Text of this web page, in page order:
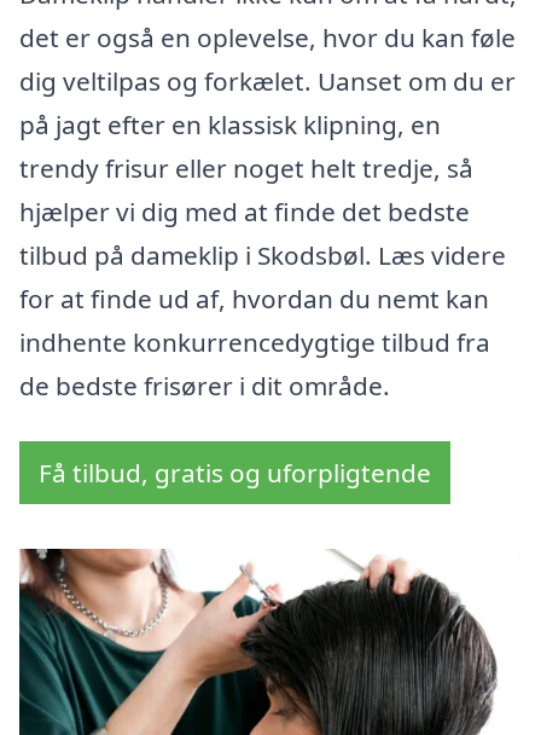
det er også en oplevelse, hvor du kan føle
dig veltilpas og forkælet. Uanset om du er
på jagt efter en klassisk klipning, en
trendy frisur eller noget helt tredje, så
hjælper vi dig med at finde det bedste
tilbud på dameklip i Skodsbøl. Læs videre
for at finde ud af, hvordan du nemt kan
indhente konkurrencedygtige tilbud fra
de bedste frisører i dit område.
Få tilbud, gratis og uforpligtende